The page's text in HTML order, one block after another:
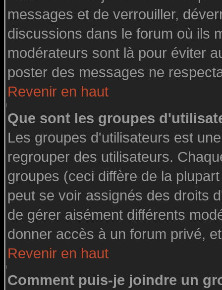
messages et de verrouiller,
discussions dans le forum où ils
modérateurs sont là pour éviter
poster des messages ne
Revenir en haut
Que sont les groupes
Les groupes d'utilisateurs est
regrouper des utilisateurs.
groupes (ceci diffère de la
peut se voir assignés des droits
de gérer aisément différents
donner accès à un forum privé,
Revenir en haut
Comment puis-je joindre un